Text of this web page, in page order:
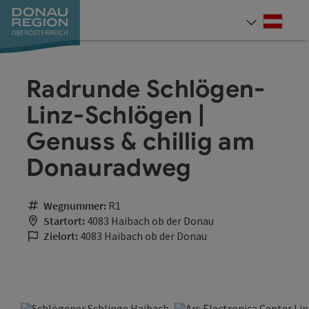
Zum Inhalt
Zur Navigation
Zum Seitenanfang
Zur Kontaktseite
Zum Impressum
Zur Startseite
Radrunde Schlögen-
Linz-Schlögen |
Genuss & chillig am
Donauradweg
Wegnummer: R1
Startort: 4083 Haibach ob der Donau
Zielort: 4083 Haibach ob der Donau